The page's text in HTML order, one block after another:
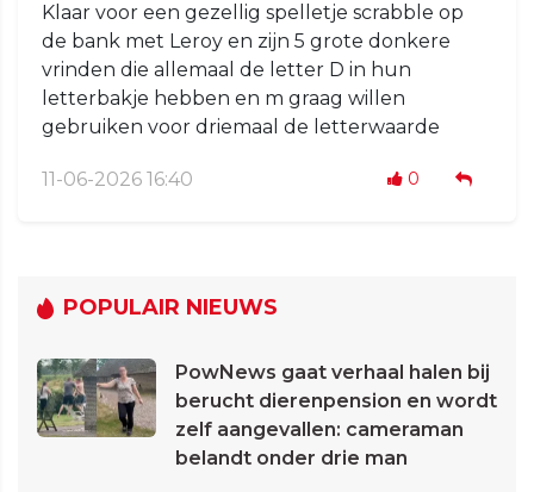
Klaar voor een gezellig spelletje scrabble op
de bank met Leroy en zijn 5 grote donkere
vrinden die allemaal de letter D in hun
letterbakje hebben en m graag willen
gebruiken voor driemaal de letterwaarde
11-06-2026 16:40 0
POPULAIR NIEUWS
PowNews gaat verhaal halen bij
berucht dierenpension en wordt
zelf aangevallen: cameraman
belandt onder drie man